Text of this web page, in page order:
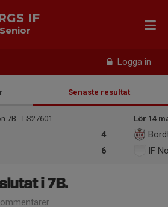
Logga in
IF
Senaste resultat
7B - LS27601
4
6
Lör 14
IF
i 7B.